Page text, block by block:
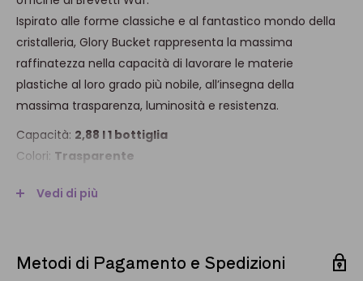
Ispirato alle forme classiche e al fantastico mondo della
cristalleria, Glory Bucket rappresenta la massima
raffinatezza nella capacità di lavorare le materie
plastiche al loro grado più nobile, all’insegna della
massima trasparenza, luminosità e resistenza.
Capacità: 2,88 l 1 bottiglia
Colori: Trasparente
Materiale : plastica Pmma
abrasivi, o lavastoviglie
Vedi di più
Metodi di Pagamento e Spedizioni